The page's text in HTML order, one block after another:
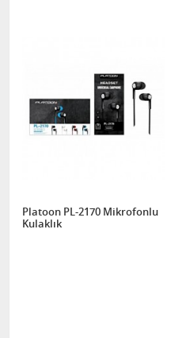
Platoon PL-2170 Mikrofonlu
Kulaklık